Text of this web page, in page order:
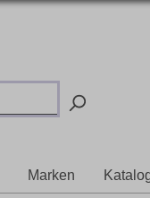
Marken